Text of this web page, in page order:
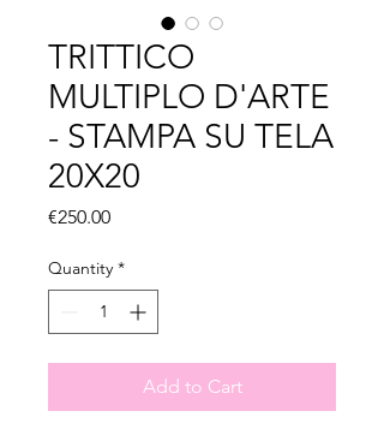
TRITTICO
MULTIPLO D'ARTE
- STAMPA SU TELA
20X20
€250.00Price
Quantity *
Add to Cart